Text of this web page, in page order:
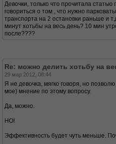
Девочки, только что прочитала статью
говориться о том , что нужно
транспорта на 2 остановки раньше и
минут хотьбы на весь день? 10 мин
после????
Re: можно делить хотьбу на
29 мар 2012, 08:44
Я не девочка, мягко говоря, но
мое) мнение по этому вопросу.
Да, можно.
НО!
Эффективность будет чуть меньше.